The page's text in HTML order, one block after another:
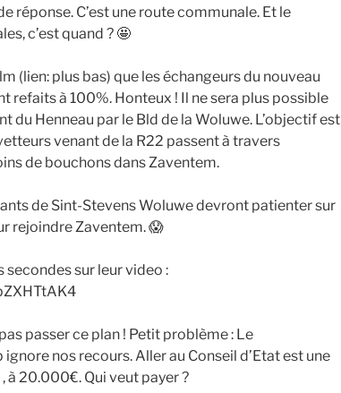
réponse. C’est une route communale. Et le
c’est quand ? 🤩
(lien: plus bas) que les échangeurs du nouveau
refaits à 100%. Honteux ! Il ne sera plus possible
du Henneau par le Bld de la Woluwe. L’objectif est
venant de la R22 passent à travers
de bouchons dans Zaventem.
de Sint-Stevens Woluwe devront patienter sur
rejoindre Zaventem. 😱
secondes sur leur video :
passer ce plan ! Petit problème : Le
nos recours. Aller au Conseil d’Etat est une
à 20.000€. Qui veut payer ?